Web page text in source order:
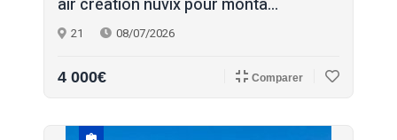
air création nuvix pour monta...
21 08/07/2026
4 000€ Comparer